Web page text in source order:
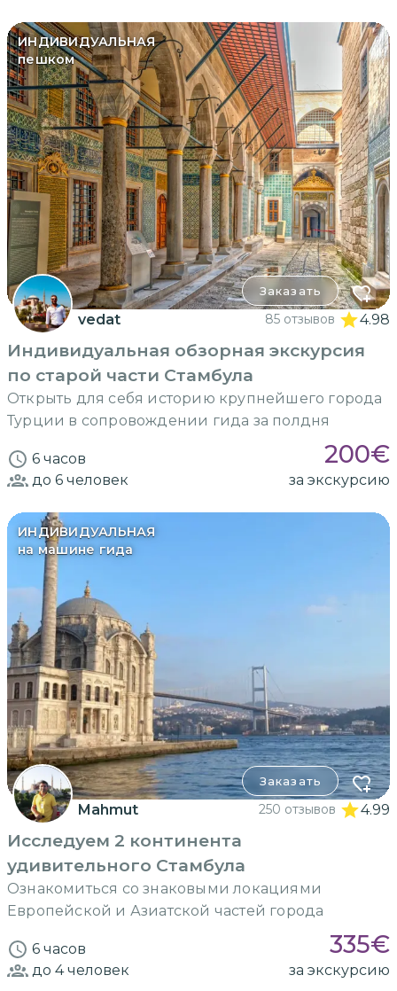
ИНДИВИДУАЛЬНАЯ
пешком
Заказать
vedat 85 отзывов 4.98
Индивидуальная обзорная экскурсия
по старой части Стамбула
Открыть для себя историю крупнейшего города
Турции в сопровождении гида за полдня
6 часов 200€
до 6 человек за экскурсию
ИНДИВИДУАЛЬНАЯ
на машине гида
Заказать
Mahmut 250 отзывов 4.99
Исследуем 2 континента
удивительного Стамбула
Ознакомиться со знаковыми локациями
Европейской и Азиатской частей города
6 часов 335€
до 4человек за экскурсию